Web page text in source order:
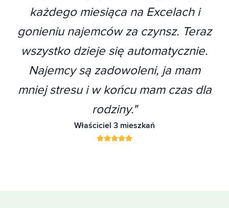
każdego miesiąca na Excelach i
gonieniu najemców za czynsz. Teraz
wszystko dzieje się automatycznie.
Najemcy są zadowoleni, ja mam
mniej stresu i w końcu mam czas dla
rodziny."
Właściciel 3 mieszkań